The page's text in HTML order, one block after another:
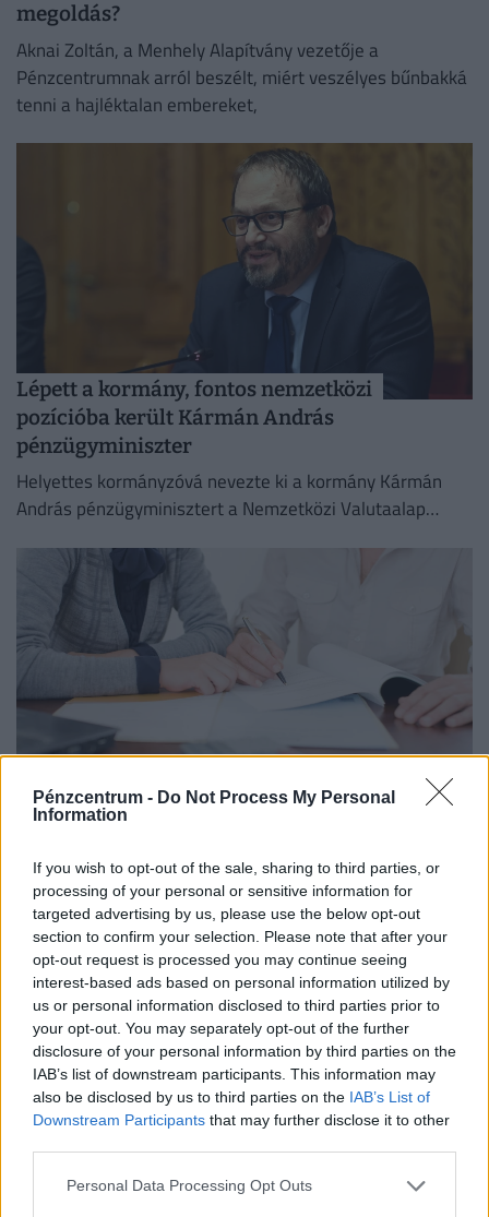
Pénzcentrum - Do Not Process My Personal
Information
If you wish to opt-out of the sale, sharing to third parties, or
processing of your personal or sensitive information for
targeted advertising by us, please use the below opt-out
section to confirm your selection. Please note that after your
opt-out request is processed you may continue seeing
interest-based ads based on personal information utilized by
us or personal information disclosed to third parties prior to
your opt-out. You may separately opt-out of the further
disclosure of your personal information by third parties on the
IAB’s list of downstream participants. This information may
also be disclosed by us to third parties on the IAB’s List of
Downstream Participants that may further disclose it to other
Personal Data Processing Opt Outs
megoldás?
Aknai Zoltán, a Menhely Alapítvány vezetője a
Pénzcentrumnak arról beszélt, miért veszélyes bűnbakká
tenni a hajléktalan embereket,
Lépett a kormány, fontos nemzetközi
pozícióba került Kármán András
pénzügyminiszter
Helyettes kormányzóvá nevezte ki a kormány Kármán
András pénzügyminisztert a Nemzetközi Valutaalap
Hatalmas lakáshitel-fordulat jöhet ősszel
Magyarországon: mutatjuk, kik járnak
Hiába estek csaknem 2 százalékponttal a hosszú
forintkamatok az elmúlt hónapokban, a piaci lakáshitelek
átlagkamata egyelőre alig mozdult.
Célegyenesben az új magyar államfő